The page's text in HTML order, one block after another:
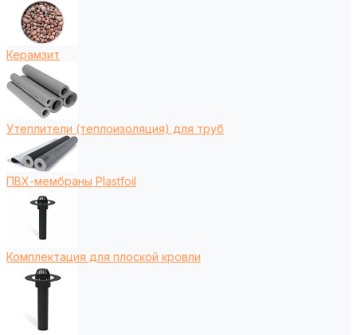
Керамзит
Утеплители (теплоизоляция) для труб
ПВХ-мембраны Plastfoil
Комплектация для плоской кровли